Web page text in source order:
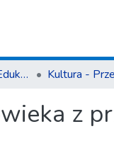
Kultura - Przemiany - Edukacja
z